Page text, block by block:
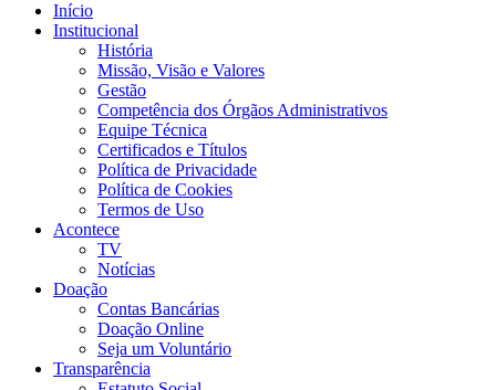
Início
Institucional
História
Missão, Visão e Valores
Gestão
Competência dos Órgãos Administrativos
Equipe Técnica
Certificados e Títulos
Política de Privacidade
Política de Cookies
Termos de Uso
Acontece
TV
Notícias
Doação
Contas Bancárias
Doação Online
Seja um Voluntário
Transparência